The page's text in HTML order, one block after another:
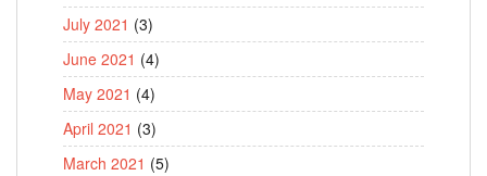
July 2021 (3)
June 2021 (4)
May 2021 (4)
April 2021 (3)
March 2021 (5)